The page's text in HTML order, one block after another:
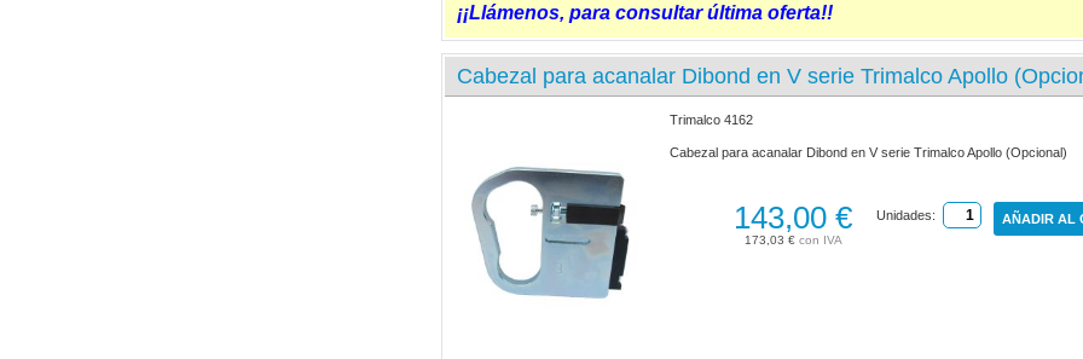
¡¡Llámenos, para consultar última oferta!!
Cabezal para acanalar Dibond en V serie Trimalco Apollo
Trimalco 4162
Cabezal para acanalar Dibond en V serie Trimalco Apollo (Opcional)
173,03 €
143,00 € Unidades: AÑADIR AL